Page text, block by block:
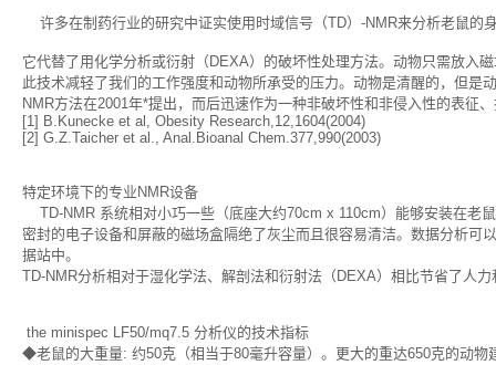
许多在制药行业的研究中证实使用时域信号（TD）-NMR来分析老鼠的
它代替了用化学分析或衍射（DEXA）的破坏性处理方法。动物只需放入
此技术减轻了我们的工作强度和动物所承受的压力。动物是清醒的，但
NMR方法在2001年*提出，而后迅速作为一种非破坏性和非侵入性的表征
[1] B.Kunecke et al, Obesity Research,12,1604(2004)
[2] G.Z.Taicher et al., Anal.Bioanal Chem.377,990(2003)
特定环境下的专业NMR设备
TD-NMR 系统相对小巧一些（底座大约70cm x 110cm）能够安装在老
密封的电子设备和屏蔽的磁场盒隔绝了灰尘而且很容易清洁。数据分析
据站中。
TD-NMR分析相对于湿化学法、解剖法和衍射法（DEXA）相比节省了人
the minispec LF50/mq7.5 分析仪的技术指标
◆老鼠的大重量: 约50克（相当于80毫升容量）。更大的重达650克的动物